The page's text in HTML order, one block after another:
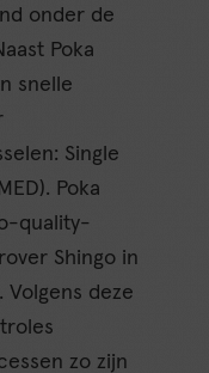
onder de
Poka
snelle
Single
Poka
quality-
Shingo in
Volgens deze
zo zijn